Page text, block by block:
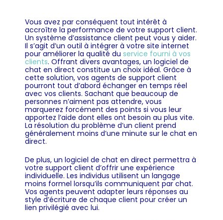
Vous avez par conséquent tout intérêt à
accroître la performance de votre support client.
Un système d’assistance client peut vous y aider.
Il s’agit d’un outil à intégrer à votre site internet
pour améliorer la qualité du service fourni à vos
clients. Offrant divers avantages, un logiciel de
chat en direct constitue un choix idéal. Grâce à
cette solution, vos agents de support client
pourront tout d’abord échanger en temps réel
avec vos clients. Sachant que beaucoup de
personnes n’aiment pas attendre, vous
marquerez forcément des points si vous leur
apportez l’aide dont elles ont besoin au plus vite.
La résolution du problème d’un client prend
généralement moins d’une minute sur le chat en
direct.
De plus, un logiciel de chat en direct permettra à
votre support client d’offrir une expérience
individuelle. Les individus utilisent un langage
moins formel lorsqu’ils communiquent par chat.
Vos agents peuvent adapter leurs réponses au
style d’écriture de chaque client pour créer un
lien privilégié avec lui.